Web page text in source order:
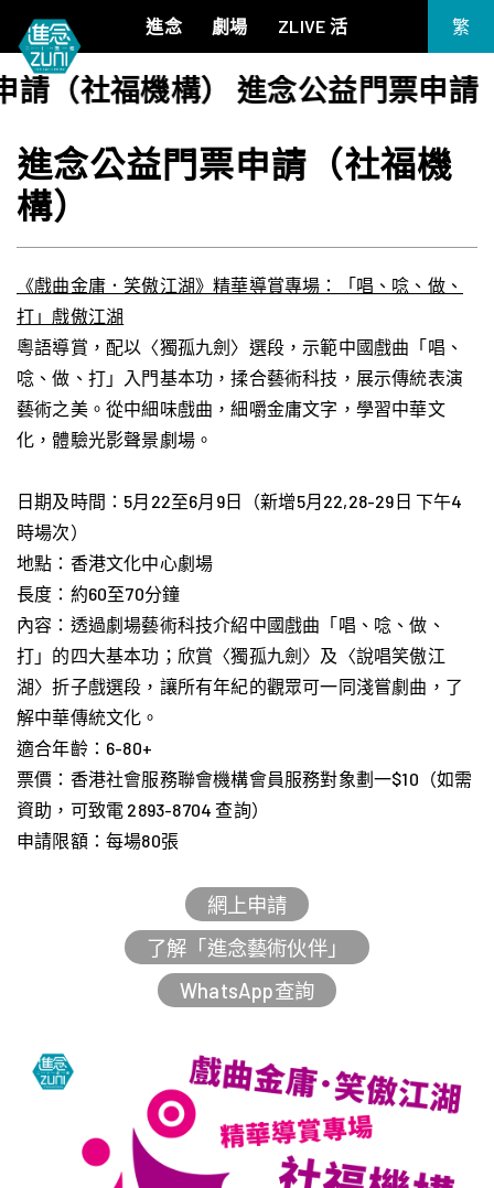
進念
關於進念
年報
劇場
《筆墨大冒險》
KJ 黃家正鋼琴獨奏會《五行》
《諸神會藝術節》暨《榮念曾青年藝術學堂 2026》
《戲曲金庸．笑傲江湖》廣州巡演 2026
ZLIVE 活
EN
繁
（社福機構） 進念公益門票申請
進念公益門票申請（社福機
構）
《戲曲金庸．笑傲江湖》精華導賞專場：「唱、唸、做、
打」戲傲江湖
粵語導賞，配以〈獨孤九劍〉選段，示範中國戲曲「唱、
唸、做、打」入門基本功，揉合藝術科技，展示傳統表演
藝術之美。從中細味戲曲，細嚼金庸文字，學習中華文
化，體驗光影聲景劇場。
日期及時間：5月22至6月9日（新增5月22,28-29日 下午4
時場次）
地點：香港文化中心劇場
長度：約60至70分鐘
內容： 透過劇場藝術科技介紹中國戲曲「唱、唸、做、
打」的四大基本功；欣賞〈獨孤九劍〉及〈說唱笑傲江
湖〉折子戲選段，讓所有年紀的觀眾可一同淺嘗劇曲，了
解中華傳統文化。
適合年齡：6-80+
票價：香港社會服務聯會機構會員服務對象劃一$10（如需
資助，可致電 2893-8704 查詢）
申請限額：每場80張
網上申請
了解「進念藝術伙伴」
WhatsApp查詢